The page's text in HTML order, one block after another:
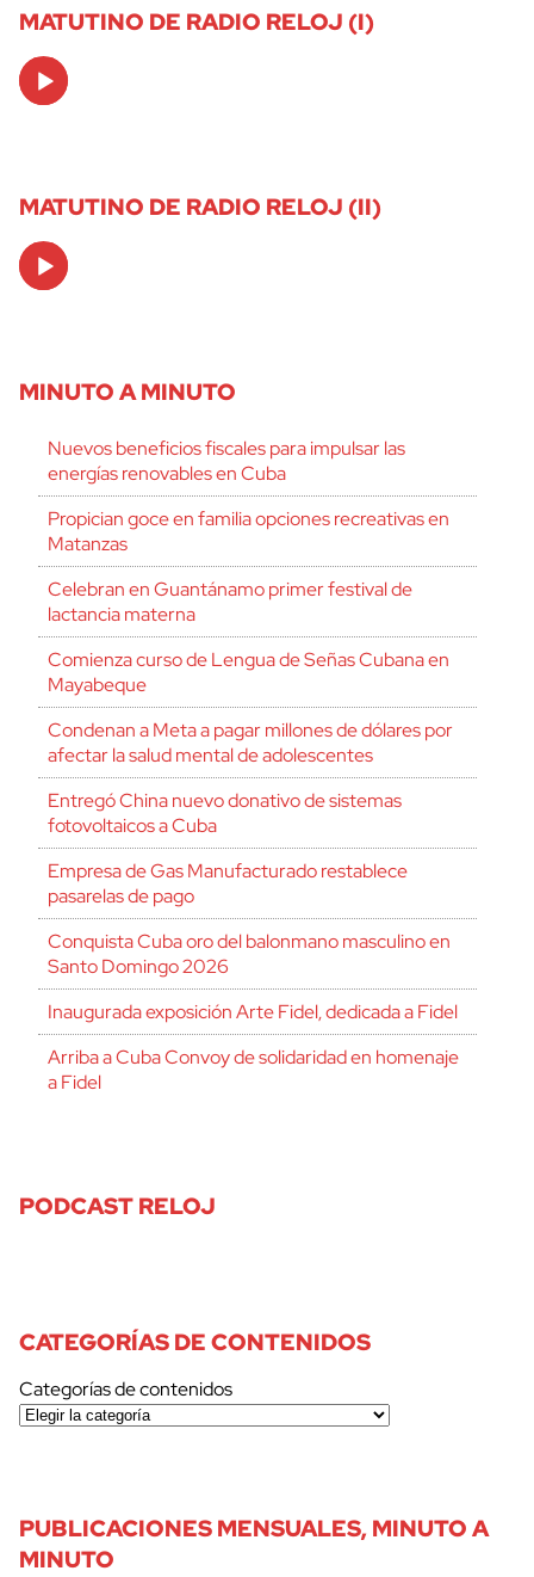
MATUTINO DE RADIO RELOJ (I)
Audio
Player
MATUTINO DE RADIO RELOJ (II)
Audio
Player
MINUTO A MINUTO
Nuevos beneficios fiscales para impulsar las
energías renovables en Cuba
Propician goce en familia opciones recreativas en
Matanzas
Celebran en Guantánamo primer festival de
lactancia materna
Comienza curso de Lengua de Señas Cubana en
Mayabeque
Condenan a Meta a pagar millones de dólares por
afectar la salud mental de adolescentes
Entregó China nuevo donativo de sistemas
fotovoltaicos a Cuba
Empresa de Gas Manufacturado restablece
pasarelas de pago
Conquista Cuba oro del balonmano masculino en
Santo Domingo 2026
Inaugurada exposición Arte Fidel, dedicada a Fidel
Arriba a Cuba Convoy de solidaridad en homenaje
a Fidel
PODCAST RELOJ
CATEGORÍAS DE CONTENIDOS
Categorías de contenidos
PUBLICACIONES MENSUALES, MINUTO A
MINUTO